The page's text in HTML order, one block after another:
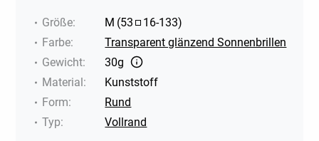
Größe: M (53 16-133)
Farbe:
Transparent glänzend Sonnenbrillen
Gewicht:
30g
Material:
Kunststoff
Form:
Rund
Typ: Vollrand